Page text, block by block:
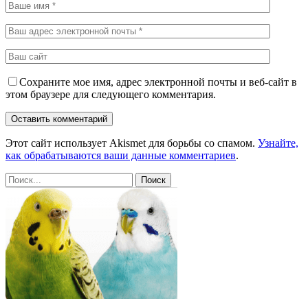
Сохраните мое имя, адрес электронной почты и веб-сайт в
этом браузере для следующего комментария.
Этот сайт использует Akismet для борьбы со спамом. Узнайте,
как обрабатываются ваши данные комментариев.